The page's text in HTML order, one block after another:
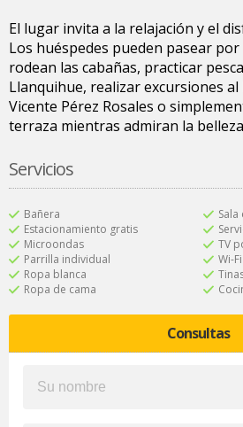
El lugar invita a la relajación y el
Los huéspedes pueden pasear
rodean las cabañas, practicar
Llanquihue, realizar excursiones
Vicente Pérez Rosales o
terraza mientras admiran la
Servicios
Bañera
Estacionamiento gratis
Microondas
Parrilla individual
Ropa blanca
Ropa de cama
TV
Wi-
Consultas